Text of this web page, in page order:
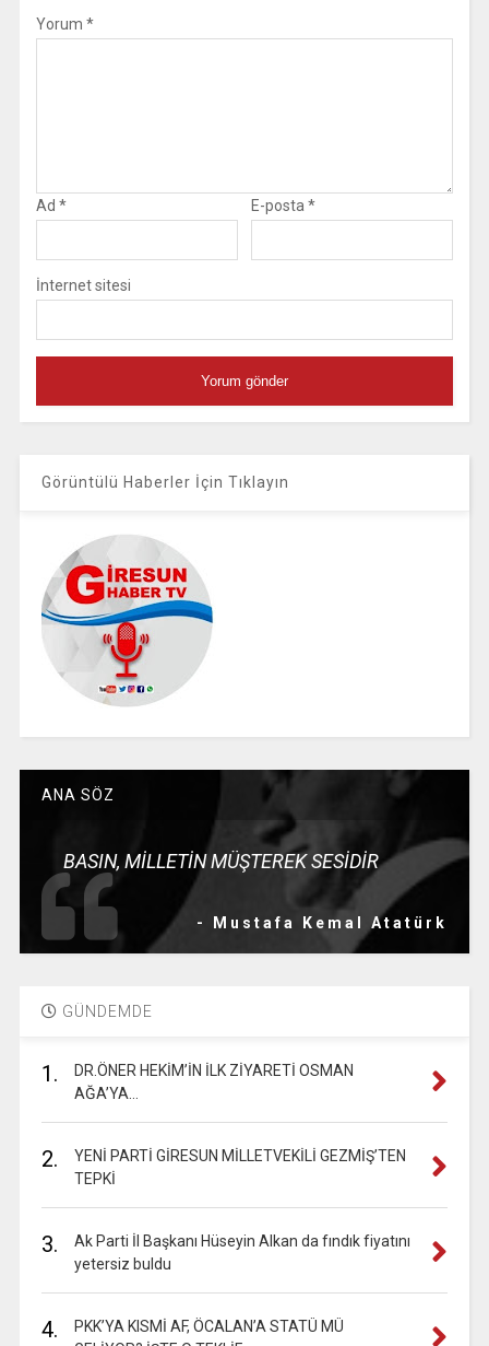
Yorum *
Ad * E-posta*
İnternet sitesi
Görüntülü Haberler İçin Tıklayın
ANA SÖZ
BASIN, MİLLETİN MÜŞTEREK SESİDİR
- Mustafa Kemal Atatürk
GÜNDEMDE
1.
DR.ÖNER HEKİM’İN İLK ZİYARETİ OSMAN
AĞA’YA…
2.
YENİ PARTİ GİRESUN MİLLETVEKİLİ GEZMİŞ’TEN
TEPKİ
3.
Ak Parti İl Başkanı Hüseyin Alkan da fındık fiyatını
yetersiz buldu
4.
PKK’YA KISMİ AF, ÖCALAN’A STATÜ MÜ